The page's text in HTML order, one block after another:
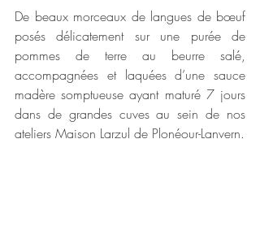
De beaux morceaux de langues de bœuf
posés délicatement sur une purée de
pommes de terre au beurre salé,
accompagnées et laquées d’une sauce
madère somptueuse ayant maturé 7 jours
dans de grandes cuves au sein de nos